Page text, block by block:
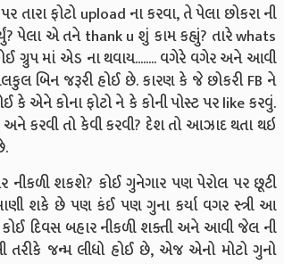
તારા ફોટો upload ના કરવા, તે પેલા છોકરા ની
પેલા એ તને thank u શું કામ કહ્યું? તારે whats
ગ્રુપ માં એડ ના થવાય........ વગેરે વગેર અને આવી
બિન જરૂરી હોઈ છે. કારણ કે જે છોકરી FB ને
એને કોના ફોટો ને કે કોની પોસ્ટ પર like કરવું.
કરવી તો કેવી કરવી? દેશ તો આઝાદ થતા થઇ
નીકળી શકશે? કોઈ ગુનેગાર પણ પેરોલ પર છૂટી
શકે છે પણ કંઈ પણ ગુના કર્યા વગર સ્ત્રી આ
કોઈ દિવસ બહાર નીકળી શક્તી અને આવી જેલ ની
તરીકે જન્મ લીધો હોઈ છે, એજ એનો મોટો ગુનો